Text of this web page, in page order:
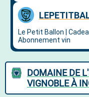
DOMAINE DE
VIGNOBLE À